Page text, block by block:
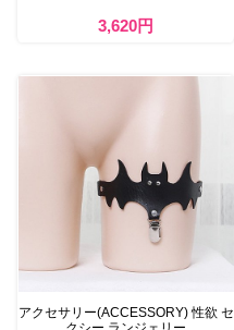
3,620円
アクセサリー(ACCESSORY) 性欲 セ